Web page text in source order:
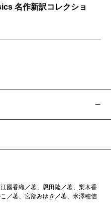
名作新訳コレクショ
國香織／著、恩田陸／著、梨木香
／著、宮部みゆき／著、米澤穂信